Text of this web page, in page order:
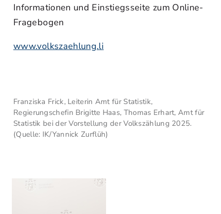
Informationen und Einstiegsseite zum Online-
Fragebogen
www.volkszaehlung.li
Franziska Frick, Leiterin Amt für Statistik,
Regierungschefin Brigitte Haas, Thomas Erhart, Amt für
Statistik bei der Vorstellung der Volkszählung 2025.
(Quelle: IK/Yannick Zurflüh)